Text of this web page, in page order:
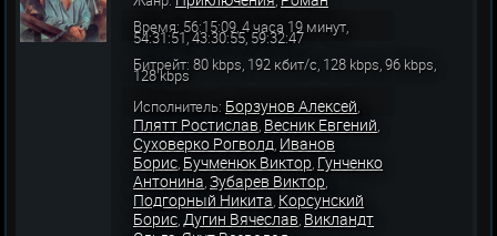
Время: 56:15:09, 4 часа 19 минут,
54:31:51, 43:30:55, 59:32:47
Битрейт: 80 kbps, 192 кбит/с, 128 kbps, 96 kbps,
128 kbps
Исполнитель: Борзунов Алексей,
Плятт Ростислав, Весник Евгений,
Суховерко Рогволд, Иванов
Борис, Бучменюк Виктор, Гунченко
Антонина,Зубарев Виктор,
Подгорный Никита, Корсунский
Борис,Дугин Вячеслав, Викландт